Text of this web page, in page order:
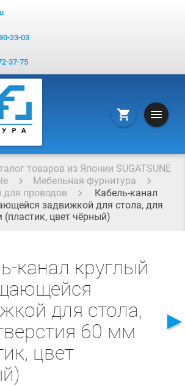
23-03
37-75
shopping_cart menu
товаров из Японии SUGATSUNE
Мебельная фурнитура
для проводов
Кабель-канал
задвижкой для стола, для
цвет чёрный)
канал круглый
для стола,
60 мм
цвет